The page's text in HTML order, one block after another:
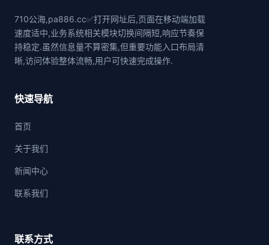
710公海,pa886.cc✅打开网址后,页面在移动端加载
速度适中,业务系统相关模块切换间隔短,响应节奏保
持稳定.虽然信息量不算密集,但重要功能入口布局清
晰,访问体验整体流畅,用户可快速完成操作.
快速导航
首页
关于我们
新闻中心
联系我们
联系方式